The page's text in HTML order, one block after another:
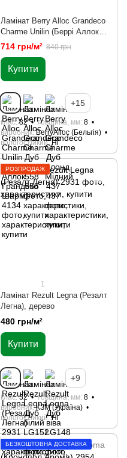
Ламінат Berry Alloc Grandeco
Charme Unilin (Беррі Аллок
Грандеко Шарм), дерево
714 грн/м² 840 грн
Купити
+15
клас 32 товщина, мм 8
виробник BerryAlloc (Бельгія)
вологостійкий Ні
РОЗПРОДАЖ
1
Ламінат Rezult Legna (Резалт
Легна), дерево
480 грн/м²
Купити
+9
клас 32 товщина, мм 8
виробник КЗМ (Україна)
вологостійкий Ні
БЕЗКОШТОВНА ДОСТАВКА